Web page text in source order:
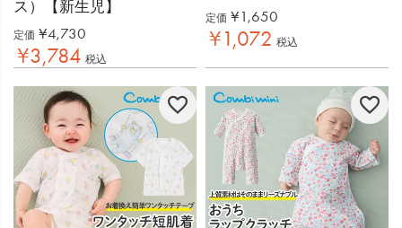
ス）【新生児】
定価 ¥4,730
¥3,784 税込
定価 ¥ 1,650
¥1,072 税込